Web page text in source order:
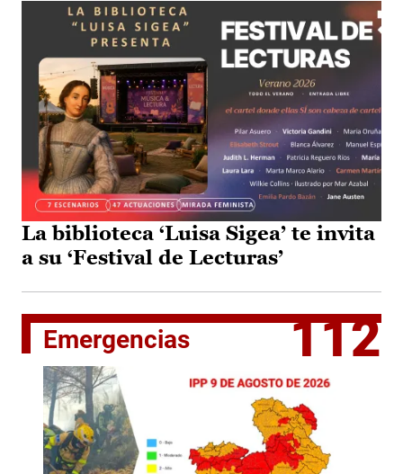
La biblioteca ‘Luisa Sigea’ te invita
a su ‘Festival de Lecturas’
Emergencias 112